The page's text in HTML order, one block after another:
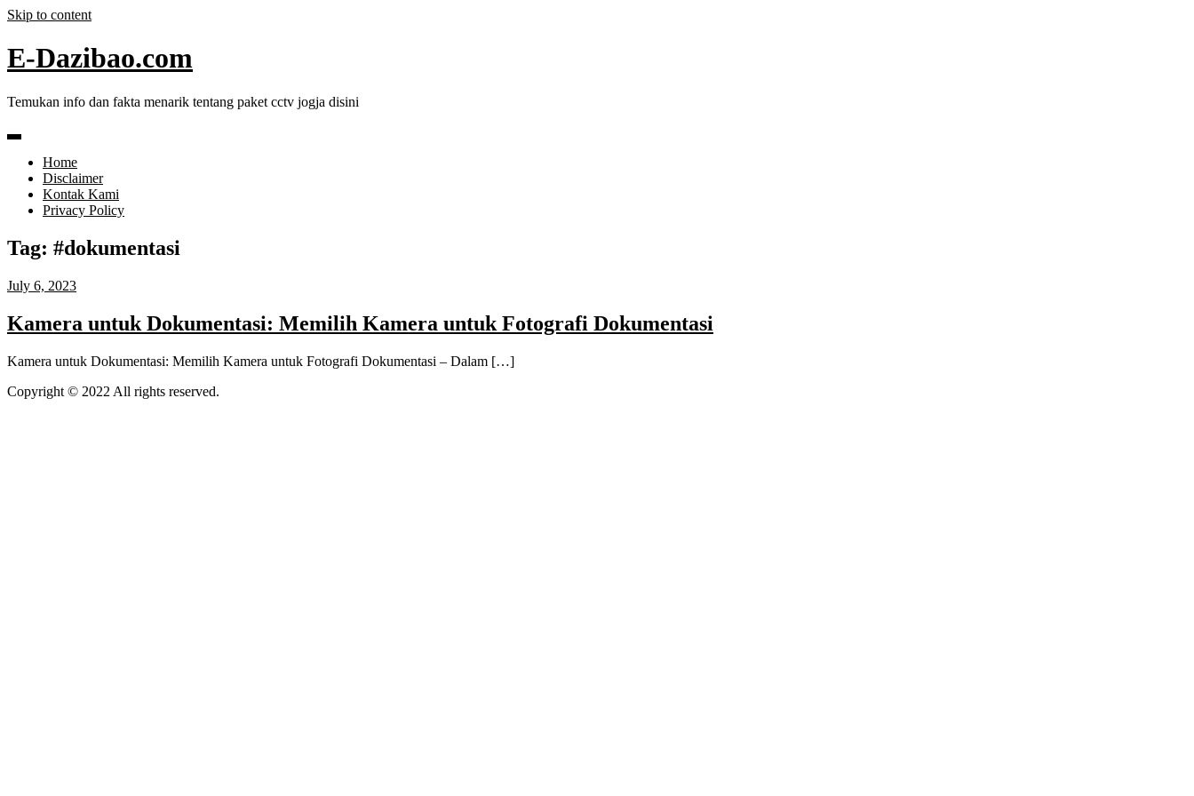
Skip to content
E-Dazibao.com
Temukan info dan fakta menarik tentang paket cctv jogja disini
Home
Disclaimer
Kontak Kami
Privacy Policy
Tag: #dokumentasi
July 6, 2023
Kamera untuk Dokumentasi: Memilih Kamera untuk Fotografi Dokumentasi
Kamera untuk Dokumentasi: Memilih Kamera untuk Fotografi Dokumentasi – Dalam […]
Copyright © 2022 All rights reserved.